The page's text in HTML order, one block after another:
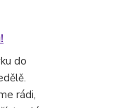
do
rádi,